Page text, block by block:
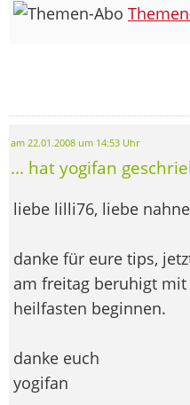
am 22.01.2008 um 14:53 Uhr
... hat yogifan
liebe lilli76, liebe nahne
danke für eure tips,
am freitag beruhigt mit
heilfasten beginnen.
danke euch
yogifan